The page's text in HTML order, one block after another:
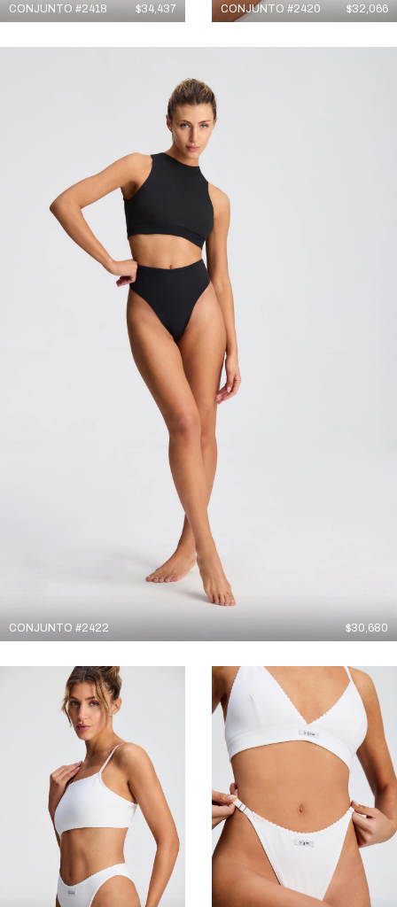
CONJUNTO #2418 $34,437 CONJUNTO #2420 $32,066
CONJUNTO #2422 $30,680